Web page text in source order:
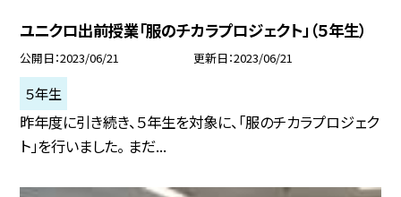
ユニクロ出前授業「服のチカラプロジェクト」（５年生）
公開日 2023/06/21 更新日 2023/06/21
５年生
昨年度に引き続き、５年生を対象に、「服のチカラプロジェク
ト」を行いました。 まだ...